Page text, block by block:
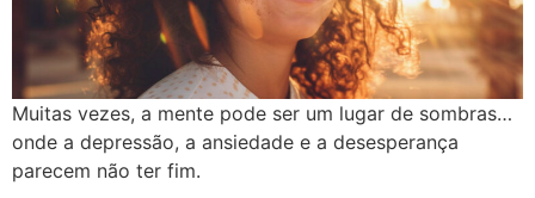
Muitas vezes, a mente pode ser um lugar de sombras…
onde a depressão, a ansiedade e a desesperança
parecem não ter fim.